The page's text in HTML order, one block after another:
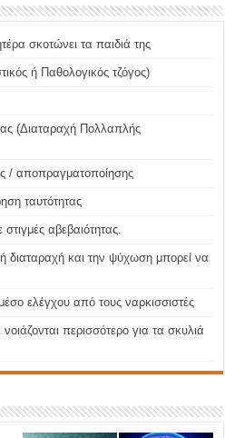
σκοτώνει τα παιδιά της
ή Παθολογικός τζόγος)
(Διαταραχή Πολλαπλής
/ αποπραγματοποίησης
ταυτότητας
αβεβαιότητας.
διαταραχή και την ψύχωση μπορεί να
ελέγχου από τους ναρκισσιστές
περισσότερο για τα σκυλιά